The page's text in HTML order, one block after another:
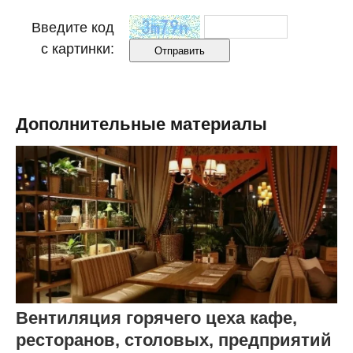
Введите код
с картинки:
Дополнительные материалы
Вентиляция горячего цеха кафе,
ресторанов, столовых, предприятий